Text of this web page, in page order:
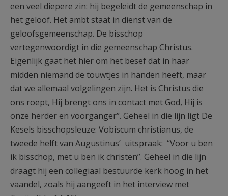
een veel diepere zin: hij begeleidt de gemeenschap in
het geloof. Het ambt staat in dienst van de
geloofsgemeenschap. De bisschop
vertegenwoordigt in die gemeenschap Christus.
Eigenlijk gaat het hier om het besef dat in haar
midden niemand de touwtjes in handen heeft, maar
dat we allemaal volgelingen zijn. Het is Christus die
ons roept, Hij brengt ons in contact met God, Hij is
onze herder en voorganger’’. Geheel in die lijn ligt De
Kesels bisschopsleuze: Vobiscum christianus, de
tweede helft van Augustinus’ uitspraak: “Voor u ben
ik bisschop, met u ben ik christen”. Geheel in die lijn
draagt hij een collegiaal bestuurde kerk hoog in het
vaandel, zoals hij aangeeft in het interview met